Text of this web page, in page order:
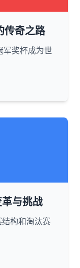
传奇之路
军奖杯成为世
与挑战
构和淘汰赛